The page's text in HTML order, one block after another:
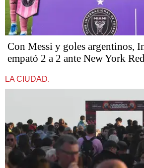
Con Messi y goles argentinos,
empató 2 a 2 ante New York
LA CIUDAD.